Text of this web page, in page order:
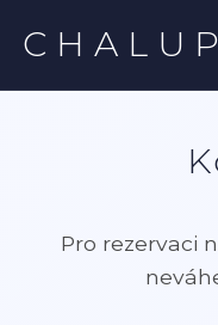
Pro rezervaci